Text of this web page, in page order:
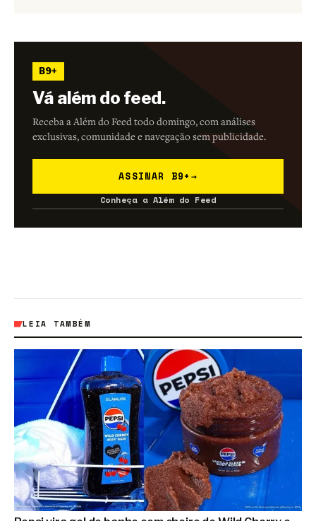
B9+
Vá além do feed.
Receba a Além do Feed todo domingo, com análises
exclusivas, comunidade e navegação sem publicidade.
ASSINAR B9+ →
Conheça a Além do Feed
LEIA TAMBÉM